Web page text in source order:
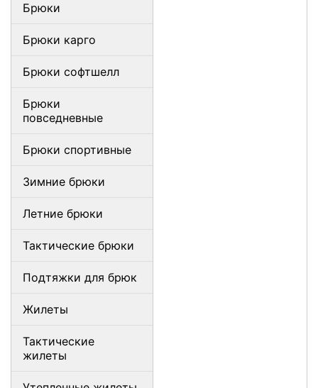
Брюки
Брюки карго
Брюки софтшелл
Брюки
повседневные
Брюки спортивные
Зимние брюки
Летние брюки
Тактические брюки
Подтяжки для брюк
Жилеты
Тактические
жилеты